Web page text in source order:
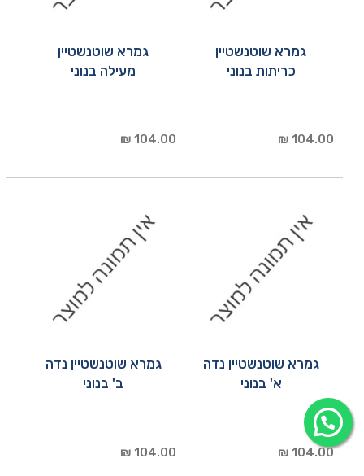
גמרא שוטנשטיין
כריתות בנוני
104.00 ₪
גמרא שוטנשטיין
מעילה בנוני
104.00 ₪
גמרא שוטנשטיין נדה
א' בנוני
104.00 ₪
גמרא שוטנשטיין נדה
ב' בנוני
104.00 ₪